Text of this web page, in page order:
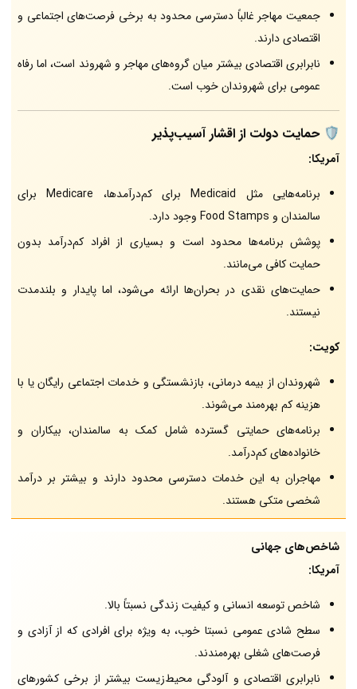
جمعیت مهاجر غالباً دسترسی محدود به برخی فرصت‌های اجتماعی و
اقتصادی دارند.
نابرابری اقتصادی بیشتر میان گروه‌های مهاجر و شهروند است، اما رفاه
عمومی برای شهروندان خوب است.
🛡️ حمایت دولت از اقشار آسیب‌پذیر
آمریکا:
برنامه‌هایی مثل Medicaid برای کم‌درآمدها، Medicare برای
سالمندان و Food Stamps وجود دارد.
پوشش برنامه‌ها محدود است و بسیاری از افراد کم‌درآمد بدون
حمایت کافی می‌مانند.
حمایت‌های نقدی در بحران‌ها ارائه می‌شود، اما پایدار و بلندمدت
نیستند.
کویت:
شهروندان از بیمه درمانی، بازنشستگی و خدمات اجتماعی رایگان یا با
هزینه کم بهره‌مند می‌شوند.
برنامه‌های حمایتی گسترده شامل کمک به سالمندان، بیکاران و
خانواده‌های کم‌درآمد.
مهاجران به این خدمات دسترسی محدود دارند و بیشتر بر درآمد
شخصی متکی هستند.
شاخص‌های جهانی
آمریکا:
شاخص توسعه انسانی و کیفیت زندگی نسبتاً بالا.
سطح شادی عمومی نسبتا خوب، به ویژه برای افرادی که از آزادی و
فرصت‌های شغلی بهره‌مندند.
نابرابری اقتصادی و آلودگی محیط‌زیست بیشتر از برخی کشورهای